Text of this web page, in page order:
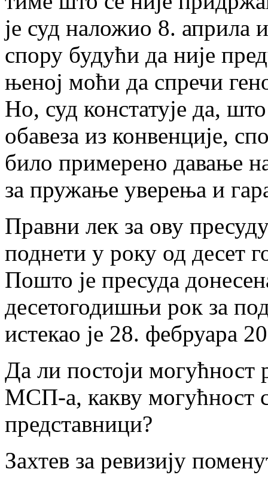
је суд наложио 8. априла
спору будући да није
њеној моћи да спречи
Но, суд констатује да,
обавеза из конвенције,
било примерено давање
за пружање уверења и
Правни лек за ову
поднети у року од десет
Пошто је пресуда
десетогодишњи рок за
истекао је 28. фебруара
Да ли постоји могућност
МСП-а, какву могућност
представници?
Захтев за ревизију